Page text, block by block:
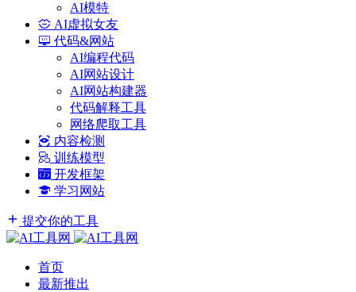
AI模特
AI虚拟女友
代码&网站
AI编程代码
AI网站设计
AI网站构建器
代码解释工具
网络爬取工具
内容检测
训练模型
开发框架
学习网站
提交你的工具
首页
最新推出